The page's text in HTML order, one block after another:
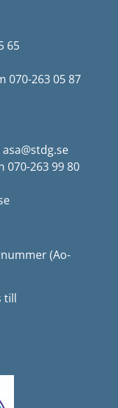
65
070-263 05 87
070-263 99 80
(Ao-
till